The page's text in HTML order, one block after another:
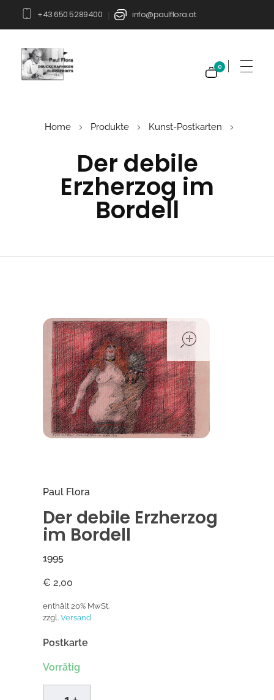
+43 650 5289400 info@paulflora.at
0
Home Produkte Kunst-Postkarten
Der debile
Erzherzog im
Bordell
Paul Flora
Der debile Erzherzog
im Bordell
1995
€ 2,00
enthält 20% MwSt.
zzgl. Versand
Postkarte
Vorrätig